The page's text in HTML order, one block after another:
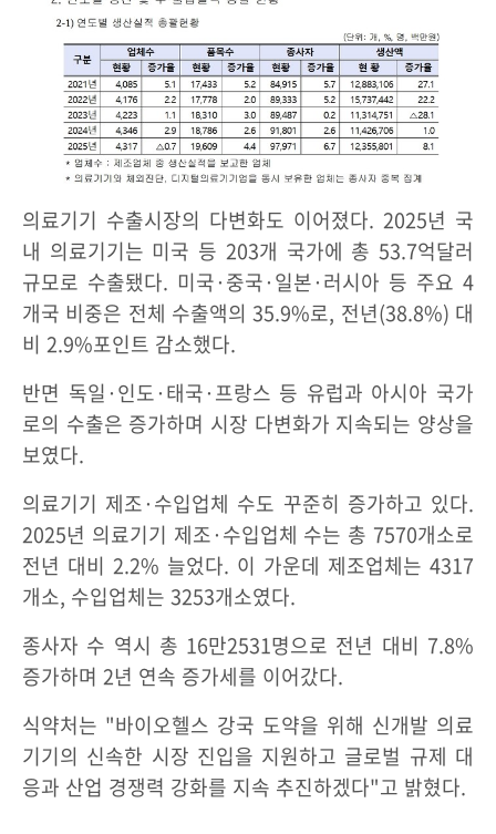
의료기기 수출시장의 다변화도 이어졌다. 2025년 국
내 의료기기는 미국 등 203개 국가에 총 53.7억달러
규모로 수출됐다. 미국·중국·일본·러시아 등 주요 4
개국 비중은 전체 수출액의 35.9%로, 전년(38.8%) 대
비 2.9%포인트 감소했다.
반면 독일·인도·태국·프랑스 등 유럽과 아시아 국가
로의 수출은 증가하며 시장 다변화가 지속되는 양상을
보였다.
의료기기 제조·수입업체 수도 꾸준히 증가하고 있다.
2025년 의료기기 제조·수입업체 수는 총 7570개소로
전년 대비 2.2% 늘었다. 이 가운데 제조업체는 4317
개소, 수입업체는 3253개소였다.
종사자 수 역시 총 16만2531명으로 전년 대비 7.8%
증가하며 2년 연속 증가세를 이어갔다.
식약처는 "바이오헬스 강국 도약을 위해 신개발 의료
기기의 신속한 시장 진입을 지원하고 글로벌 규제 대
응과 산업 경쟁력 강화를 지속 추진하겠다"고 밝혔다.